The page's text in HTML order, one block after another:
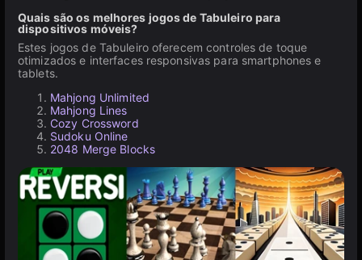
Quais são os melhores jogos de Tabuleiro para
dispositivos móveis?
Estes jogos de Tabuleiro oferecem controles de toque
otimizados e interfaces responsivas para smartphones e
tablets.
Mahjong Unlimited
Mahjong Lines
Cozy Crossword
Sudoku Online
2048 Merge Blocks